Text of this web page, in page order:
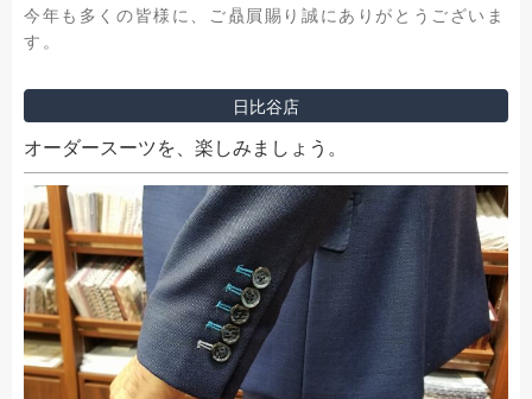
今年も多くの皆様に、ご贔屓賜り誠にありがとうございま
す。
日比谷店
オーダースーツを、楽しみましょう。